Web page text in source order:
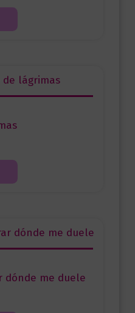
dónde me duele